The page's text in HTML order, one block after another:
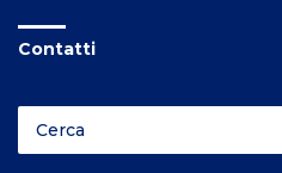
Contatti